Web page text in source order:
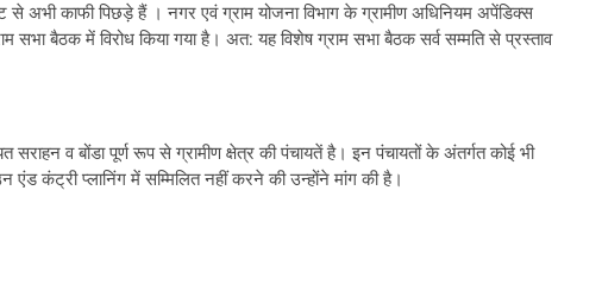
से अभी काफी पिछड़े हैं । नगर एवं ग्राम योजना विभाग के ग्रामीण अधिनियम अपेंडिक्स
बैठक में विरोध किया गया है। अत: यह विशेष ग्राम सभा बैठक सर्व सम्मति से प्रस्ताव
व बोंडा पूर्ण रूप से ग्रामीण क्षेत्र की पंचायतें है। इन पंचायतों के अंतर्गत कोई भी
कंट्री प्लानिंग में सम्मिलित नहीं करने की उन्होंने मांग की है।